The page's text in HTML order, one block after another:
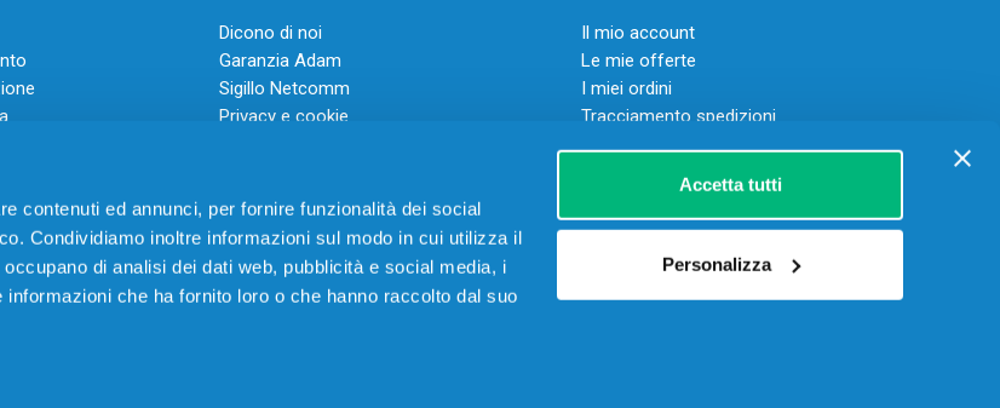
contenuti ed annunci, per fornire funzionalità dei social
Condividiamo inoltre informazioni sul modo in cui utilizza il
di analisi dei dati web, pubblicità e social media, i
che ha fornito loro o che hanno raccolto dal suo
Accetta tutti
Personalizza
Dicono di noi
Garanzia Adam
Sigillo Netcomm
Privacy e cookie
Il mio account
Le mie offerte
I miei ordini
Tracciamento spedizioni
Resi
Servizio clienti